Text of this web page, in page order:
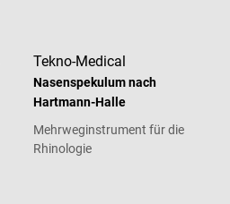
Tekno-Medical
Nasenspekulum nach
Hartmann-Halle
Mehrweginstrument für die
Rhinologie